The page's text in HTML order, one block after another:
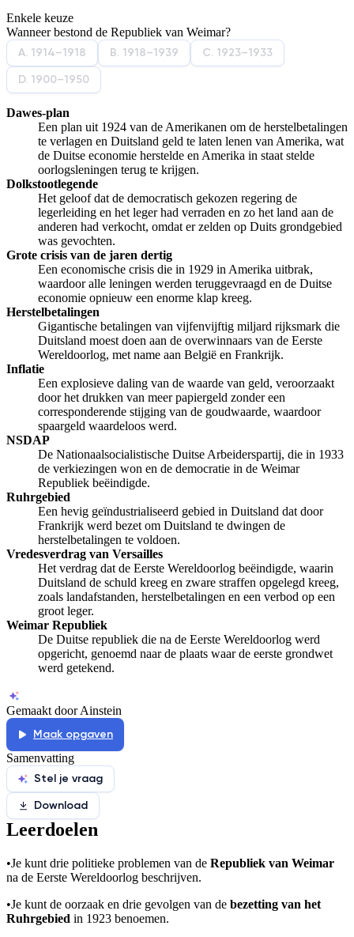
De uitleg gaat te langzaam
Afspelen werkte niet
Iets anders
Enkele keuze
Wanneer bestond de Republiek van Weimar?
A. 1914–1918
B. 1918–1939
C. 1923–1933
D. 1900–1950
Dawes-plan
Een plan uit 1924 van de Amerikanen om de herstelbetalingen
te verlagen en Duitsland geld te laten lenen van Amerika, wat
de Duitse economie herstelde en Amerika in staat stelde
oorlogsleningen terug te krijgen.
Dolkstootlegende
Het geloof dat de democratisch gekozen regering de
legerleiding en het leger had verraden en zo het land aan de
anderen had verkocht, omdat er zelden op Duits grondgebied
was gevochten.
Grote crisis van de jaren dertig
Een economische crisis die in 1929 in Amerika uitbrak,
waardoor alle leningen werden teruggevraagd en de Duitse
economie opnieuw een enorme klap kreeg.
Herstelbetalingen
Gigantische betalingen van vijfenvijftig miljard rijksmark die
Duitsland moest doen aan de overwinnaars van de Eerste
Wereldoorlog, met name aan België en Frankrijk.
Inflatie
Een explosieve daling van de waarde van geld, veroorzaakt
door het drukken van meer papiergeld zonder een
corresponderende stijging van de goudwaarde, waardoor
spaargeld waardeloos werd.
NSDAP
De Nationaalsocialistische Duitse Arbeiderspartij, die in 1933
de verkiezingen won en de democratie in de Weimar
Republiek beëindigde.
Ruhrgebied
Een hevig geïndustrialiseerd gebied in Duitsland dat door
Frankrijk werd bezet om Duitsland te dwingen de
herstelbetalingen te voldoen.
Vredesverdrag van Versailles
Het verdrag dat de Eerste Wereldoorlog beëindigde, waarin
Duitsland de schuld kreeg en zware straffen opgelegd kreeg,
zoals landafstanden, herstelbetalingen en een verbod op een
groot leger.
Weimar Republiek
De Duitse republiek die na de Eerste Wereldoorlog werd
opgericht, genoemd naar de plaats waar de eerste grondwet
werd getekend.
Gemaakt door Ainstein
Maak opgaven
Samenvatting
Stel je vraag
Download
Leerdoelen
•Je kunt drie politieke problemen van de Republiek van Weimar
na de Eerste Wereldoorlog beschrijven.
•Je kunt de oorzaak en drie gevolgen van de bezetting van het
Ruhrgebied in 1923 benoemen.